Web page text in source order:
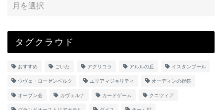
タグクラウド
おすすめ ごいた アグリコラ アルルの丘 イスタンブール
ウヴェ・ローゼンベルク エリアマジョリティ オーディンの祝祭
オープン会 カヴェルナ カードゲーム クニツィア